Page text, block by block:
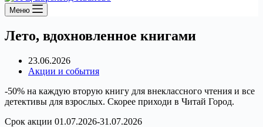
Меню
Лето, вдохновленное книгами
23.06.2026
Акции и события
-50% на каждую вторую книгу для внеклассного чтения и все
детективы для взрослых. Скорее приходи в Читай Город.
Срок акции 01.07.2026-31.07.2026